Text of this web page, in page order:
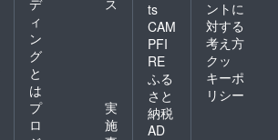
ィ
ン
グ
と
は
プ
ロ
実
施
ts
CAM
PFI
RE
ふる
さと
納税
AD
ントに
対する
考え方
クッ
キーポ
リシー